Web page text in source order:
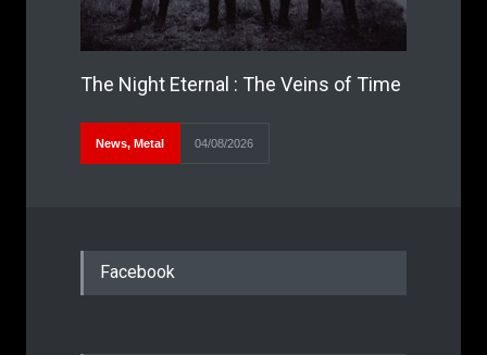
The Night Eternal : The Veins of Time
News, Metal 04/08/2026
Facebook